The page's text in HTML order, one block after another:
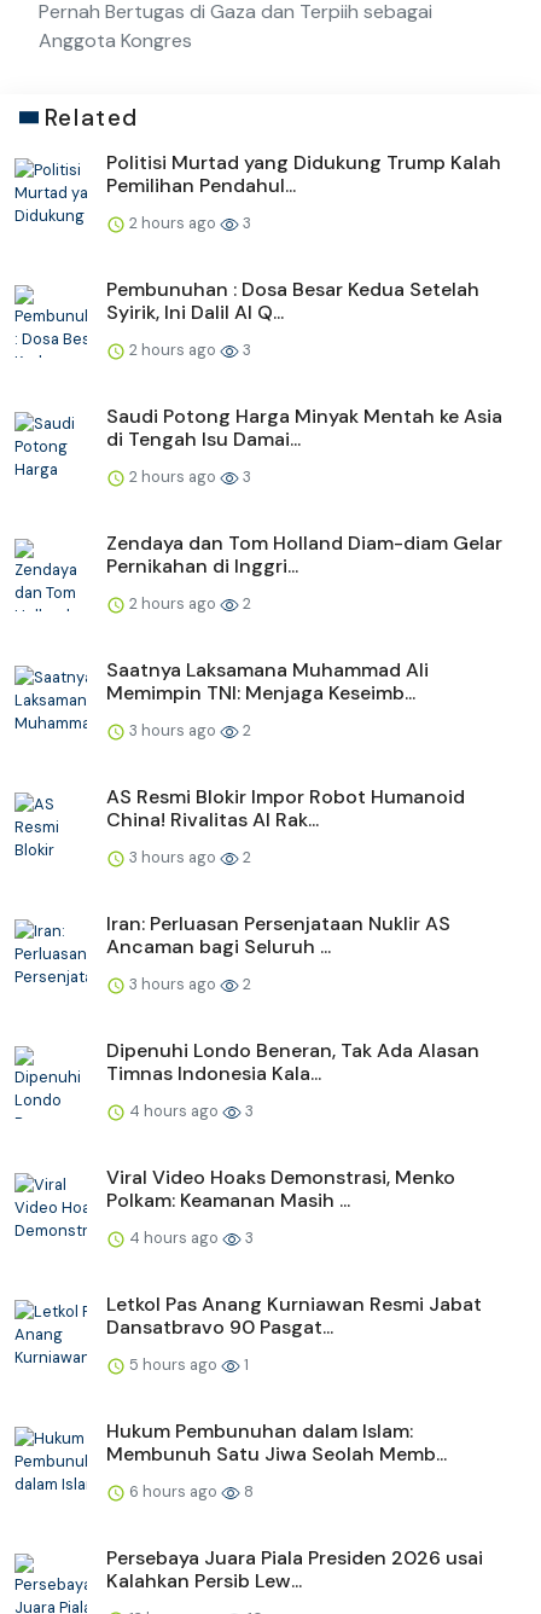
Pernah Bertugas di Gaza dan Terpiih sebagai
Anggota Kongres
Related
Politisi Murtad yang Didukung Trump Kalah
Pemilihan Pendahul...
2 hours ago 3
Pembunuhan : Dosa Besar Kedua Setelah
Syirik, Ini Dalil Al Q...
2 hours ago 3
Saudi Potong Harga Minyak Mentah ke Asia
di Tengah Isu Damai...
2 hours ago 3
Zendaya dan Tom Holland Diam-diam Gelar
Pernikahan di Inggri...
2 hours ago 2
Saatnya Laksamana Muhammad Ali
Memimpin TNI: Menjaga Keseimb...
3 hours ago 2
AS Resmi Blokir Impor Robot Humanoid
China! Rivalitas AI Rak...
3 hours ago 2
Iran: Perluasan Persenjataan Nuklir AS
Ancaman bagi Seluruh ...
3 hours ago 2
Dipenuhi Londo Beneran, Tak Ada Alasan
Timnas Indonesia Kala...
4 hours ago 3
Viral Video Hoaks Demonstrasi, Menko
Polkam: Keamanan Masih ...
4 hours ago 3
Letkol Pas Anang Kurniawan Resmi Jabat
Dansatbravo 90 Pasgat...
5 hours ago 1
Hukum Pembunuhan dalam Islam:
Membunuh Satu Jiwa Seolah Memb...
6 hours ago 8
Persebaya Juara Piala Presiden 2026 usai
Kalahkan Persib Lew...